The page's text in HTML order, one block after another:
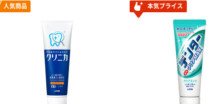
人気商品 本気プライス